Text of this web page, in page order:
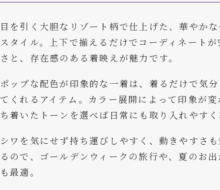
目を引く大胆なリゾート柄で仕上げた、華やか
スタイル。上下で揃えるだけでコーディネート
さと、存在感のある着映えが魅力です。
ポップな配色が印象的な一着は、着るだけで気
てくれるアイテム。カラー展開によって印象が
ち着いたトーンを選べば日常にも取り入れやす
シワを気にせず持ち運びしやすく、動きやすさ
るので、ゴールデンウィークの旅行や、夏のお
も最適。